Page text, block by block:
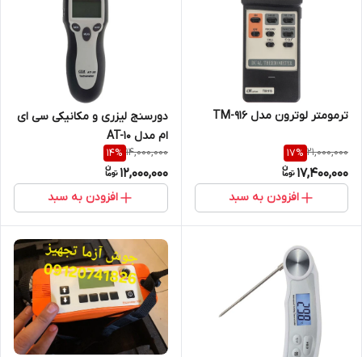
ترمومتر لوترون مدل TM-916
21,000,000
17%
17,400,000
افزودن به سبد
دورسنج لیزری و مکانیکی سی ای
ام مدل AT-10
14,000,000
14%
12,000,000
افزودن به سبد